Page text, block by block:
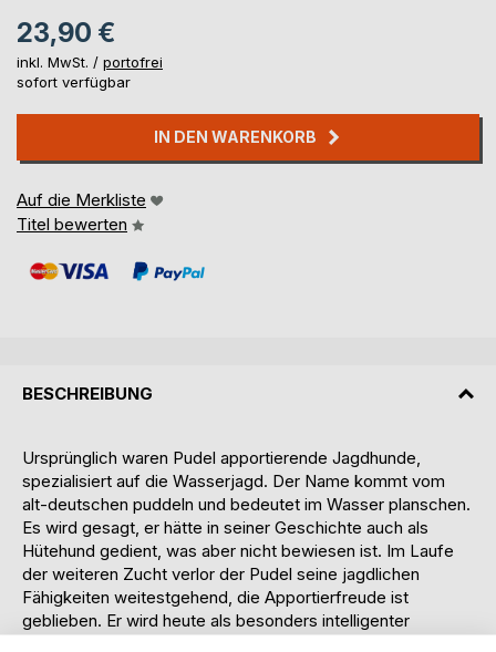
23,90 €
inkl. MwSt. / portofrei
sofort verfügbar
IN DEN WARENKORB
Auf die Merkliste
Titel bewerten
BESCHREIBUNG
Ursprünglich waren Pudel apportierende Jagdhunde,
spezialisiert auf die Wasserjagd. Der Name kommt vom
alt-deutschen puddeln und bedeutet im Wasser planschen.
Es wird gesagt, er hätte in seiner Geschichte auch als
Hütehund gedient, was aber nicht bewiesen ist. Im Laufe
der weiteren Zucht verlor der Pudel seine jagdlichen
Fähigkeiten weitestgehend, die Apportierfreude ist
geblieben. Er wird heute als besonders intelligenter